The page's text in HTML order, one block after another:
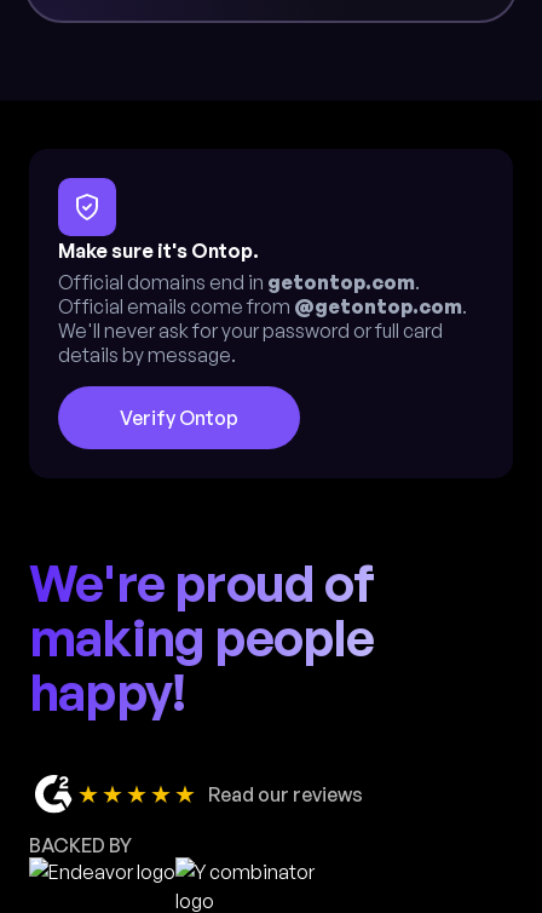
Make sure it's Ontop.
Official domains end in getontop.com.
Official emails come from @getontop.com.
We'll never ask for your password or full card
details by message.
Verify Ontop
We're proud of
making people
happy!
★★★★★ Read our reviews
BACKED BY